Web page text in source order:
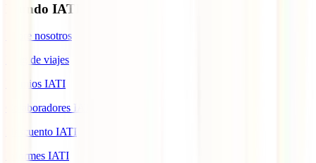
Mundo IATI
Sobre nosotros
Blog de viajes
Premios IATI
Colaboradores IATI
Descuento IATI
Informes IATI